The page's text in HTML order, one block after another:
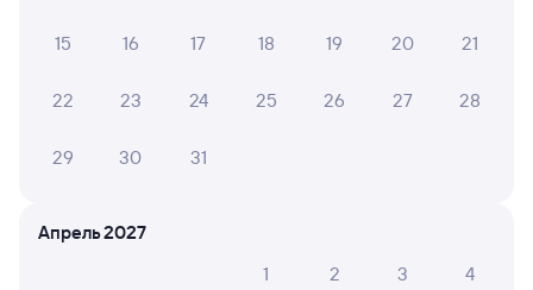
15 16 17 18 19 20 21
22 23 24 25 26 27 28
29 30 31
Апрель 2027
1
2 3 4